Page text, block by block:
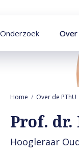
Onderzoek Over
Home Over de PThU
Prof. dr.
Hoogleraar